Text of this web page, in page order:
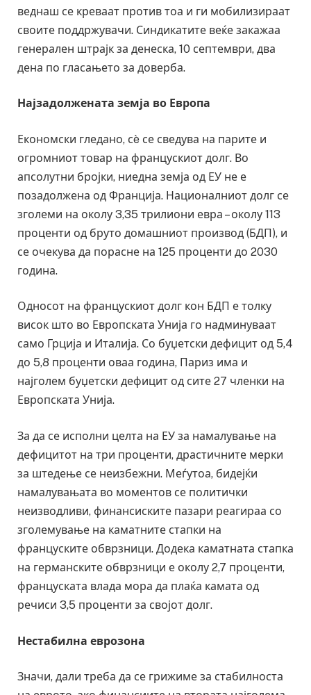
веднаш се креваат против тоа и ги мобилизираат
своите поддржувачи. Синдикатите веќе закажаа
генерален штрајк за денеска, 10 септември, два
дена по гласањето за доверба.
Најзадолжената земја во Европа
Економски гледано, сè се сведува на парите и
огромниот товар на францускиот долг. Во
апсолутни бројки, ниедна земја од ЕУ не е
позадолжена од Франција. Националниот долг се
зголеми на околу 3,35 трилиони евра – околу 113
проценти од бруто домашниот производ (БДП), и
се очекува да порасне на 125 проценти до 2030
година.
Односот на францускиот долг кон БДП е толку
висок што во Европската Унија го надминуваат
само Грција и Италија. Со буџетски дефицит од 5,4
до 5,8 проценти оваа година, Париз има и
најголем буџетски дефицит од сите 27 членки на
Европската Унија.
За да се исполни целта на ЕУ за намалување на
дефицитот на три проценти, драстичните мерки
за штедење се неизбежни. Меѓутоа, бидејќи
намалувањата во моментов се политички
неизводливи, финансиските пазари реагираа со
зголемување на каматните стапки на
француските обврзници. Додека каматната стапка
на германските обврзници е околу 2,7 проценти,
француската влада мора да плаќа камата од
речиси 3,5 проценти за својот долг.
Нестабилна еврозона
Значи, дали треба да се грижиме за стабилноста